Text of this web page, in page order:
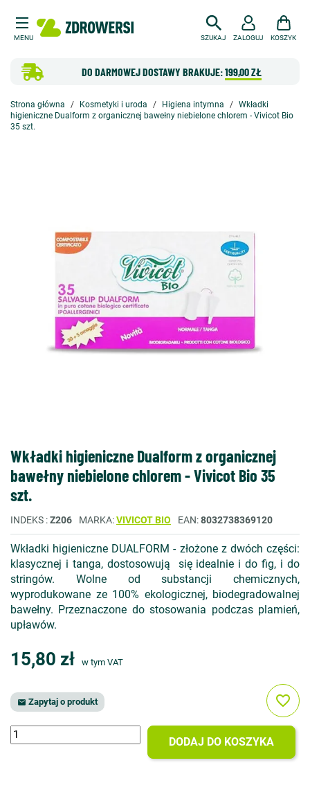
MENU SZUKAJ
DO DARMOWEJ DOSTAWY BRAKUJE:199,00 ZŁ
ZALOGUJ KOSZYK
Strona główna Kosmetyki i uroda Higiena intymna
Wkładki
higieniczne Dualform z organicznej bawełny niebielone chlorem - Vivicot Bio
35 szt.
Wkładki higieniczne Dualform z organicznej
bawełny niebielone chlorem - Vivicot Bio 35
szt.
INDEKS Z206 MARKA VIVICOT BIO EAN 8032738369120
Wkładki higieniczne DUALFORM - złożone z dwóch części:
klasycznej i tanga, dostosowują się idealnie i do fig, i do
stringów. Wolne od substancji chemicznych,
wyprodukowane ze 100% ekologicznej, biodegradowalnej
bawełny. Przeznaczone do stosowania podczas plamień,
upławów.
15,80 zł w tym VAT
 Zapytaj o produkt
DODAJ DO KOSZYKA
favorite_border